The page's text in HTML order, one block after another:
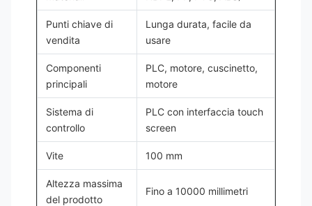
Punti chiave di
vendita
Lunga durata, facile da
usare
Componenti
principali
PLC, motore, cuscinetto,
motore
Sistema di
controllo
PLC con interfaccia touch
screen
Vite 100 mm
Altezza massima
del prodotto
Fino a 10000 millimetri